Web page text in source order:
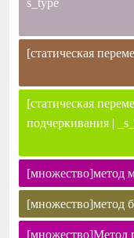
[статическая
[статическая
подчеркивания |
[множество]метод
[множество]метод
[множество]Метод